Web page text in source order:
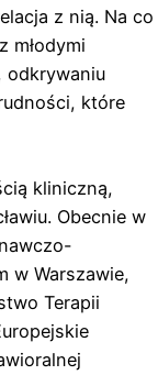
z nią. Na co
młodymi
odkrywaniu
które
kliniczną,
Obecnie w
w Warszawie,
Terapii